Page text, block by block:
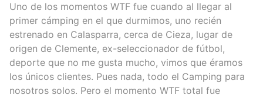
Uno de los momentos WTF fue cuando al llegar al
primer cámping en el que durmimos, uno recién
estrenado en Calasparra, cerca de Cieza, lugar de
origen de Clemente, ex-seleccionador de fútbol,
deporte que no me gusta mucho, vimos que éramos
los únicos clientes. Pues nada, todo el Camping para
nosotros solos. Pero el momento WTF total fue